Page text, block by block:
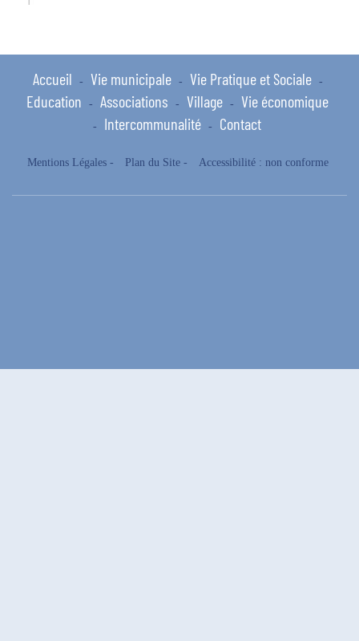
Accueil - Vie municipale - Vie Pratique et Sociale -
Education - Associations - Village - Vie économique
- Intercommunalité - Contact
Mentions Légales- Plan du Site- Accessibilité : non conforme